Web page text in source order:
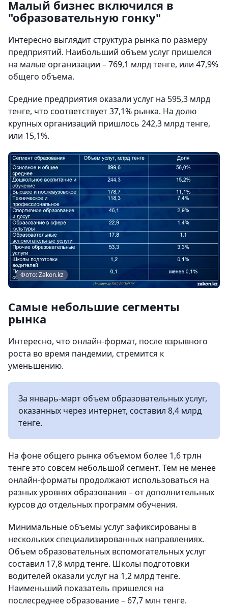
Малый бизнес включился в
"образовательную гонку"
Интересно выглядит структура рынка по размеру
предприятий. Наибольший объем услуг пришелся
на малые организации – 769,1 млрд тенге, или 47,9%
общего объема.
Средние предприятия оказали услуг на 595,3 млрд
тенге, что соответствует 37,1% рынка. На долю
крупных организаций пришлось 242,3 млрд тенге,
или 15,1%.
Фото: Zakon.kz
Самые небольшие сегменты
рынка
Интересно, что онлайн-формат, после взрывного
роста во время пандемии, стремится к
уменьшению.
За январь-март объем образовательных услуг,
оказанных через интернет, составил 8,4 млрд
тенге.
На фоне общего рынка объемом более 1,6 трлн
тенге это совсем небольшой сегмент. Тем не менее
онлайн-форматы продолжают использоваться на
разных уровнях образования – от дополнительных
курсов до отдельных программ обучения.
Минимальные объемы услуг зафиксированы в
нескольких специализированных направлениях.
Объем образовательных вспомогательных услуг
составил 17,8 млрд тенге. Школы подготовки
водителей оказали услуг на 1,2 млрд тенге.
Наименьший показатель пришелся на
послесреднее образование – 67,7 млн тенге.